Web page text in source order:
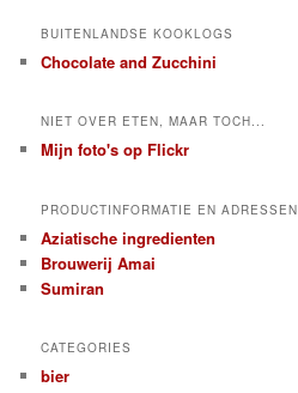
BUITENLANDSE KOOKLOGS
Chocolate and Zucchini
NIET OVER ETEN, MAAR TOCH...
Mijn foto's op Flickr
PRODUCTINFORMATIE EN ADRESSEN
Aziatische ingredienten
Brouwerij Amai
Sumiran
CATEGORIES
bier